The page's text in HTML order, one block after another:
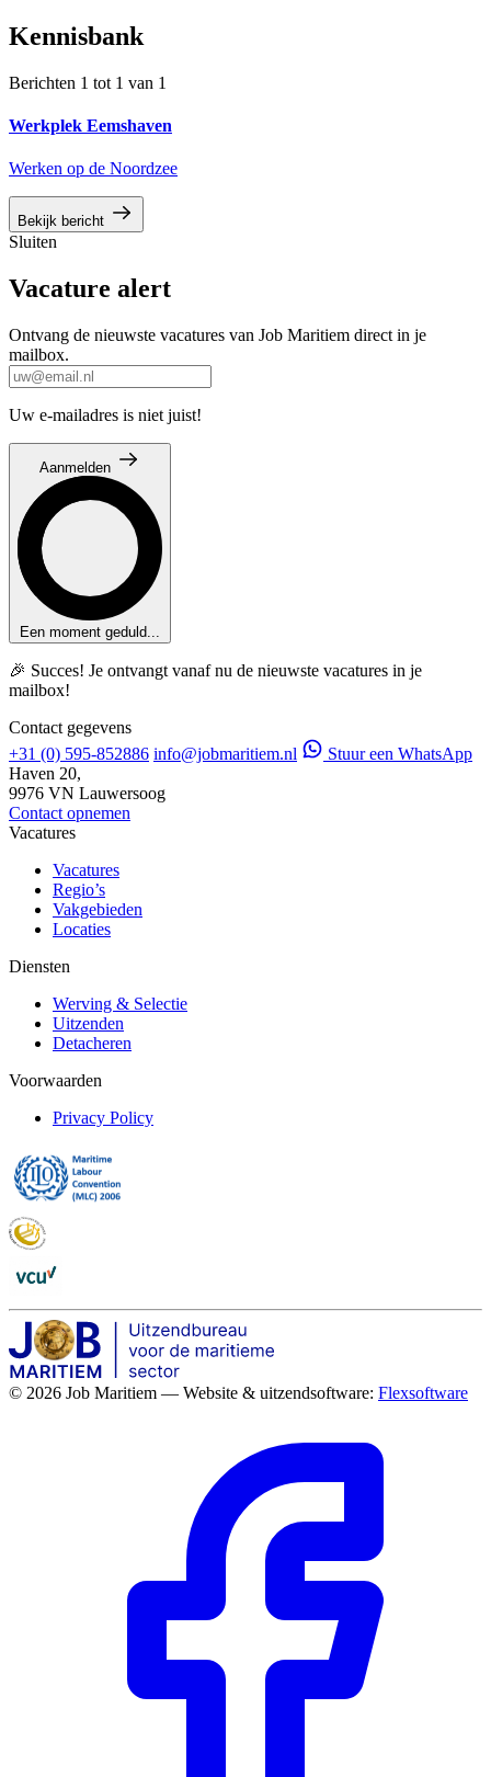
Kennisbank
Berichten 1 tot 1 van 1
Werkplek Eemshaven
Werken op de Noordzee
Bekijk bericht
Sluiten
Vacature alert
Ontvang de nieuwste vacatures van Job Maritiem direct in je
mailbox.
Uw e-mailadres is niet juist!
Aanmelden
Een moment geduld...
🎉 Succes! Je ontvangt vanaf nu de nieuwste vacatures in je
mailbox!
Contact gegevens
+31 (0) 595-852886 info@jobmaritiem.nl
Stuur een WhatsApp
Haven 20,
9976 VN Lauwersoog
Contact opnemen
Vacatures
Vacatures
Regio’s
Vakgebieden
Locaties
Diensten
Werving & Selectie
Uitzenden
Detacheren
Voorwaarden
Privacy Policy
© 2026 Job Maritiem — Website & uitzendsoftware: Flexsoftware